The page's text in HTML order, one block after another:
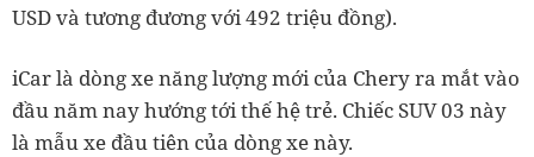
USD và tương đương với 492 triệu đồng).
iCar là dòng xe năng lượng mới của Chery ra mắt vào
đầu năm nay hướng tới thế hệ trẻ. Chiếc SUV 03 này
là mẫu xe đầu tiên của dòng xe này.